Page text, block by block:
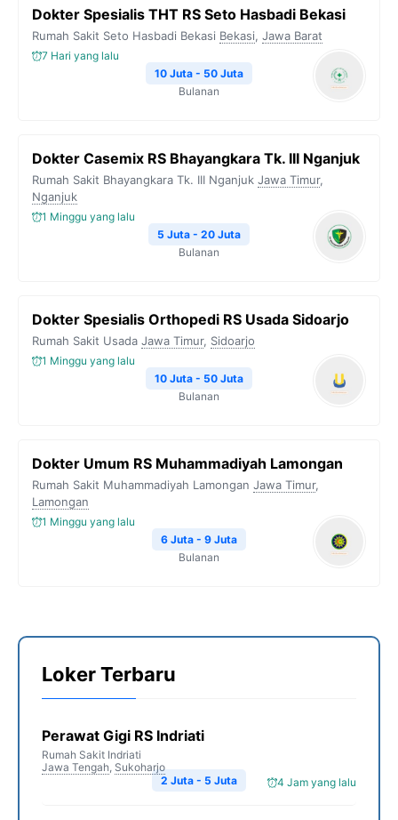
Dokter Spesialis THT RS Seto Hasbadi Bekasi
Rumah Sakit Seto Hasbadi Bekasi Bekasi, Jawa Barat
7 Hari yang lalu
10 Juta - 50 Juta
Bulanan
Dokter Casemix RS Bhayangkara Tk. III Nganjuk
Rumah Sakit Bhayangkara Tk. III Nganjuk Jawa Timur,
Nganjuk
1 Minggu yang lalu
5 Juta - 20 Juta
Bulanan
Dokter Spesialis Orthopedi RS Usada Sidoarjo
Rumah Sakit Usada Jawa Timur, Sidoarjo
1 Minggu yang lalu
10 Juta - 50 Juta
Bulanan
Dokter Umum RS Muhammadiyah Lamongan
Rumah Sakit Muhammadiyah Lamongan Jawa Timur,
Lamongan
1 Minggu yang lalu
6 Juta - 9 Juta
Bulanan
Loker Terbaru
Perawat Gigi RS Indriati
Rumah Sakit Indriati
Jawa Tengah, Sukoharjo
4 Jam yang lalu
2 Juta - 5 Juta